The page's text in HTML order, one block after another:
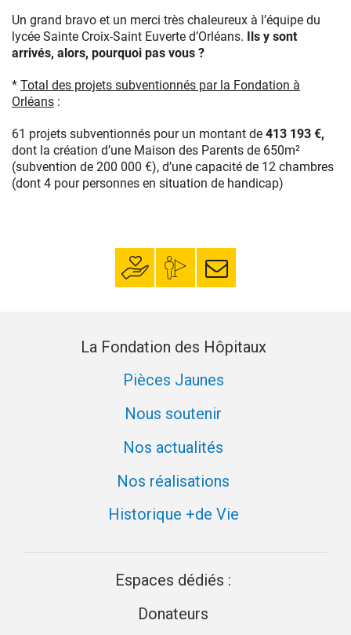
Un grand bravo et un merci très chaleureux à l’équipe du
lycée Sainte Croix-Saint Euverte d’Orléans. Ils y sont
arrivés, alors, pourquoi pas vous ?
* Total des projets subventionnés par la Fondation à
Orléans :
61 projets subventionnés pour un montant de 413 193 €,
dont la création d’une Maison des Parents de 650m²
(subvention de 200 000 €), d’une capacité de 12 chambres
(dont 4 pour personnes en situation de handicap)
Faire un donMon espace
donateur
S’inscrire à la
newsletter
La Fondation des Hôpitaux
Pièces Jaunes
Nous soutenir
Nos actualités
Nos réalisations
Historique +de Vie
Espaces dédiés :
Donateurs